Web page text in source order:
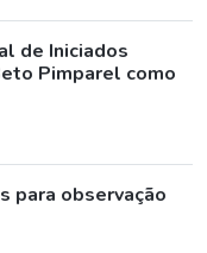
de Iniciados
Pimparel como
para observação